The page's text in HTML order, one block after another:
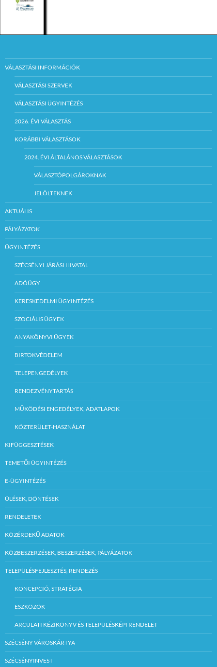
VÁLASZTÁSI INFORMÁCIÓK
VÁLASZTÁSI SZERVEK
VÁLASZTÁSI ÜGYINTÉZÉS
2026. ÉVI VÁLASZTÁS
KORÁBBI VÁLASZTÁSOK
2024. ÉVI ÁLTALÁNOS VÁLASZTÁSOK
VÁLASZTÓPOLGÁROKNAK
JELÖLTEKNEK
AKTUÁLIS
PÁLYÁZATOK
ÜGYINTÉZÉS
SZÉCSÉNYI JÁRÁSI HIVATAL
ADÓÜGY
KERESKEDELMI ÜGYINTÉZÉS
SZOCIÁLIS ÜGYEK
ANYAKÖNYVI ÜGYEK
BIRTOKVÉDELEM
TELEPENGEDÉLYEK
RENDEZVÉNYTARTÁS
MŰKÖDÉSI ENGEDÉLYEK, ADATLAPOK
KÖZTERÜLET-HASZNÁLAT
KIFÜGGESZTÉSEK
TEMETŐI ÜGYINTÉZÉS
E-ÜGYINTÉZÉS
ÜLÉSEK, DÖNTÉSEK
RENDELETEK
KÖZÉRDEKŰ ADATOK
KÖZBESZERZÉSEK, BESZERZÉSEK, PÁLYÁZATOK
TELEPÜLÉSFEJLESZTÉS, RENDEZÉS
KONCEPCIÓ, STRATÉGIA
ESZKÖZÖK
ARCULATI KÉZIKÖNYV ÉS TELEPÜLÉSKÉPI RENDELET
SZÉCSÉNY VÁROSKÁRTYA
SZÉCSÉNYINVEST